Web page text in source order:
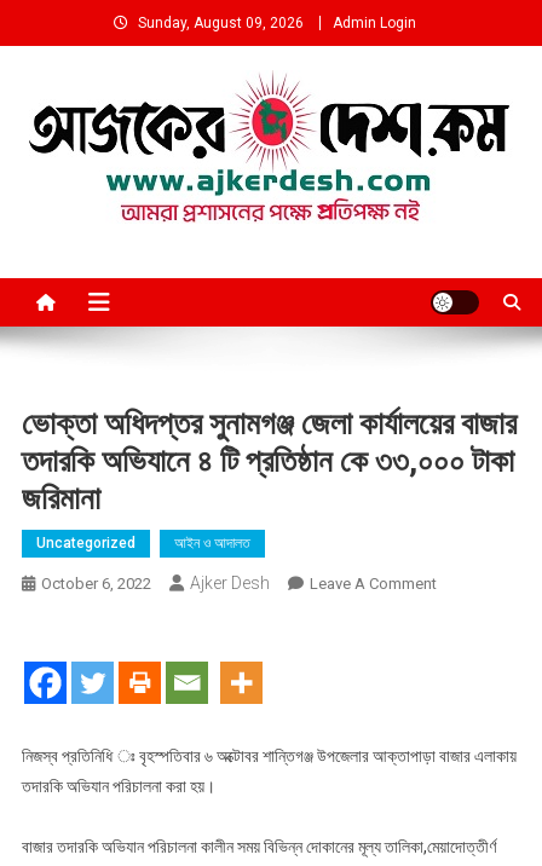
to
Sunday, August 09, 2026 Admin Login
ভোক্তা অধিদপ্তর সুনামগঞ্জ জেলা কার্যালয়ের বাজার
তদারকি অভিযানে ৪ টি প্রতিষ্ঠান কে ৩৩,০০০ টাকা
জরিমানা
Uncategorized আইন ও আদালত
October 6, 2022 Ajker Desh Leave A CommentOn
বাজার
নিজস্ব প্রতিনিধি ঃ বৃহস্পতিবার ৬ অক্টোবর শান্তিগঞ্জ উপজেলার আক্তাপাড়া বাজার এলাকায়
তদারকি অভিযান পরিচালনা করা হয়।
বাজার তদারকি অভিযান পরিচালনা কালীন সময় বিভিন্ন দোকানের মূল্য তালিকা,মেয়াদোত্তীর্ণ